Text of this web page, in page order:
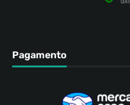
Pagamento